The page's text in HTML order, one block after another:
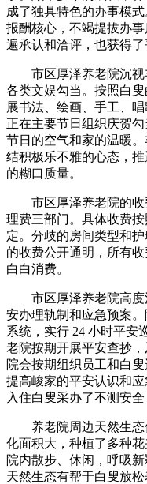
成了独具特色的办事模
报酬核心，不竭提拔办
遍承认和洽评，也获得了
市区厚泽养老院沉视
各类文娱勾当。按照白
展书法、绘画、手工、
正在主要节日组织庆贺
节日的空气和家的温暖
结积极乐不雅的心态，
的糊口质量。
市区厚泽养老院的收
理费三部门。具体收费
定。分歧的房间类型和
的收费公开通明，所有
白白消费。
市区厚泽养老院高度
安办理轨制和应急预案
系统，实行 24 小时平安
老院按期开展平安查抄
院会按期组织员工和白
提高峻家的平安认识和
入住白叟采办了不测安
养老院周边天然生态
化面积大，种植了多种
院内散步、休闲，呼吸
天然生态有帮于白叟放松